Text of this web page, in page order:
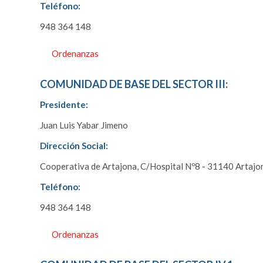
Teléfono:
948 364 148
Ordenanzas
COMUNIDAD DE BASE DEL SECTOR III:
Presidente:
Juan Luis Yabar Jimeno
Dirección Social:
Cooperativa de Artajona, C/Hospital Nº8 - 31140
Teléfono:
948 364 148
Ordenanzas